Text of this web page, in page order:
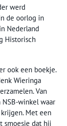
werd
de oorlog in
Nederland
Historisch
ook een boekje.
Wieringa
Van
NSB-winkel waar
Met een
smoesje dat hij